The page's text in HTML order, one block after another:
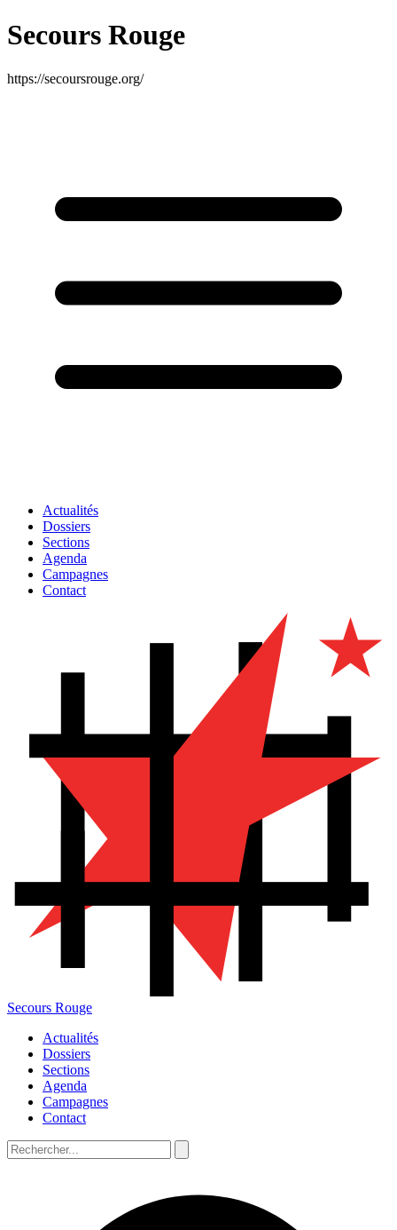
Secours Rouge
https://secoursrouge.org/
Actualités
Dossiers
Sections
Agenda
Campagnes
Contact
Secours Rouge
Actualités
Dossiers
Sections
Agenda
Campagnes
Contact